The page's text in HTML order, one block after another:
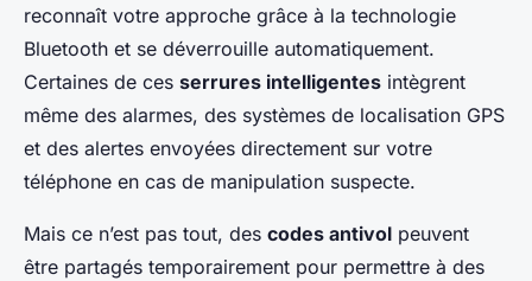
reconnaît votre approche grâce à la technologie
Bluetooth et se déverrouille automatiquement.
Certaines de ces serrures intelligentes intègrent
même des alarmes, des systèmes de localisation GPS
et des alertes envoyées directement sur votre
téléphone en cas de manipulation suspecte.
Mais ce n’est pas tout, des codes antivol peuvent
être partagés temporairement pour permettre à des